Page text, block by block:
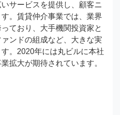
サービスを提供し、顧客ニ
。賃貸仲介事業では、業界
ており、大手機関投資家と
ンドの組成など、大きな実
。2020年には丸ビルに本社
拡大が期待されています。